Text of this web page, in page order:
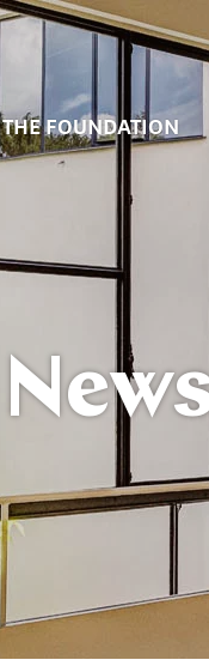
THE FOUNDATION